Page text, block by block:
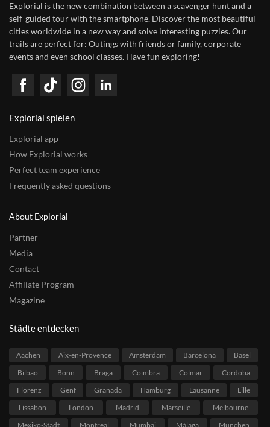
Explorial is the new combination between a scavenger hunt and a
self-guided tour with the smartphone. Discover the most beautiful
cities worldwide in a new way and solve interesting puzzles. Our
trails are perfect for: Outings with friends or family, corporate
events and even school classes. Have fun exploring!
Explorial spielen
Explorial app
How Explorial works
Perfect team experience
Frequently asked questions
About Explorial
Partner
Media
Contact
Affiliate Program
Magazine
Städte entdecken
Aachen Aix-en-Provence Amsterdam Barcelona
Basel
Bilbao
Bonn Braga Coimbra Colmar
Cordoba
Florenz
Genf Granada Hamburg Lausanne
Lille
Lissabon
London Madrid Marseille
Melbourne
Mexiko-Stadt
Montreal Mumbai Málaga München